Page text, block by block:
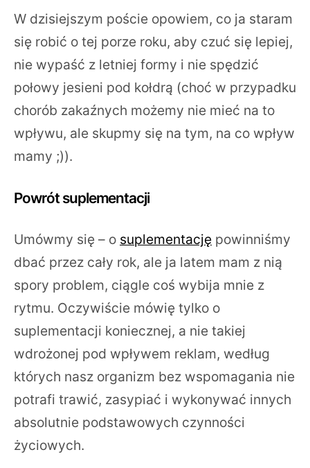
W dzisiejszym poście opowiem, co ja staram
się robić o tej porze roku, aby czuć się lepiej,
nie wypaść z letniej formy i nie spędzić
połowy jesieni pod kołdrą (choć w przypadku
chorób zakaźnych możemy nie mieć na to
wpływu, ale skupmy się na tym, na co wpływ
mamy ;)).
Powrót suplementacji
Umówmy się – o suplementację powinniśmy
dbać przez cały rok, ale ja latem mam z nią
spory problem, ciągle coś wybija mnie z
rytmu. Oczywiście mówię tylko o
suplementacji koniecznej, a nie takiej
wdrożonej pod wpływem reklam, według
których nasz organizm bez wspomagania nie
potrafi trawić, zasypiać i wykonywać innych
absolutnie podstawowych czynności
życiowych.